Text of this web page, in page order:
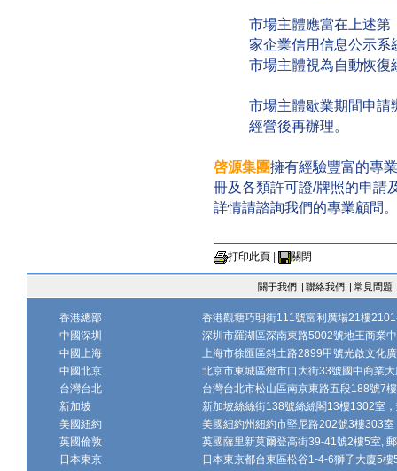
市場主體應當在上述第
家企業信用信息公示系
市場主體視為自動恢復
市場主體歇業期間申請
經營後再辦理。
啓源集團擁有經驗豐富的專
冊及各類許可證/牌照的申請
詳情請諮詢我們的專業顧問。
打印此頁 關閉
關于我們 | 聯絡我們 | 常見問題
香港總部
香港觀塘巧明街111號富利廣場21樓
中國深圳
深圳市羅湖區深南東路5002號地王商業
中國上海
上海市徐匯區斜土路2899甲號光啟文化
中國北京
北京市東城區燈市口大街33號國中商業
台灣台北
台灣台北市松山區南京東路五段188號7
新加坡
新加坡絲絲街138號絲絲閣13樓1302室
美國紐約
美國紐約州紐約市堅尼路202號3樓303
英國倫敦
英國薩里新莫爾登高街39-41號2樓5室,
日本東京
日本東京都台東區松谷1-4-6獅子大廈5